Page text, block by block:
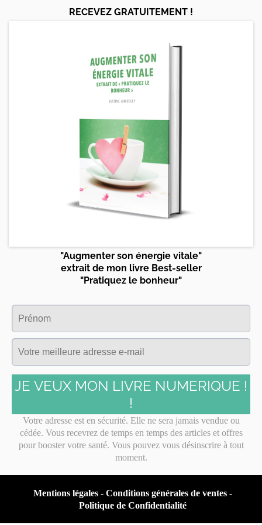
RECEVEZ GRATUITEMENT !
"Augmenter son énergie vitale"
extrait de mon livre Best-seller
"Pratiquez le bonheur"
JE VEUX MON LIVRE NUMERIQUE !
!
Votre adresse est en sécurité. Elle ne sera jamais vendue ou
cédée. Vous recevrez de temps en temps des articles et offres
pour booster votre santé. Vous pouvez vous désinscrire à tout
moment.
Mentions légales- Conditions générales de ventes-
Politique de Confidentialité